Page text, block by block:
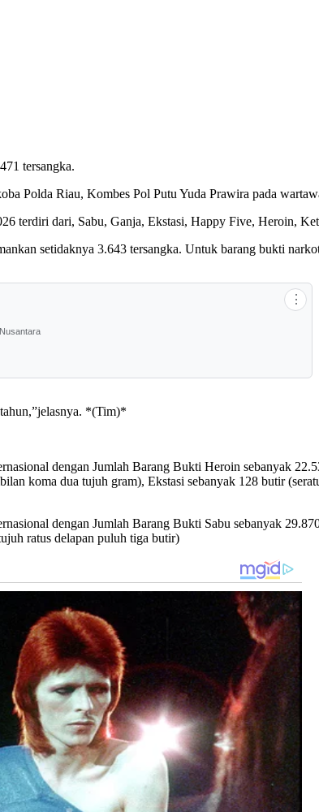
tersangka.
Polda Riau, Kombes Pol Putu Yuda Prawira pada
terdiri dari, Sabu, Ganja, Ekstasi, Happy Five, Heroin,
setidaknya 3.643 tersangka. Untuk barang bukti
⋮
*(Tim)*
dengan Jumlah Barang Bukti Heroin sebanyak
koma dua tujuh gram), Ekstasi sebanyak 128 butir
dengan Jumlah Barang Bukti Sabu sebanyak
ratus delapan puluh tiga butir)